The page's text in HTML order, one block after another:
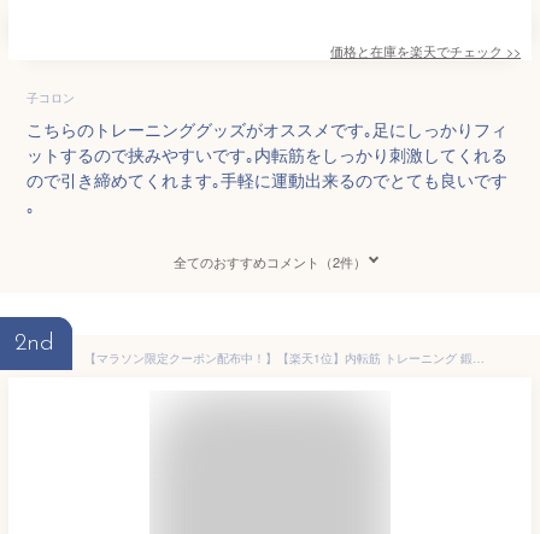
価格と在庫を楽天でチェック >>
子コロン
こちらのトレーニンググッズがオススメです｡足にしっかりフィ
ットするので挟みやすいです｡内転筋をしっかり刺激してくれる
ので引き締めてくれます｡手軽に運動出来るのでとても良いです
｡
全てのおすすめコメント（2件）
2nd
【マラソン限定クーポン配布中！】【楽天1位】内転筋 トレーニング 鍛える グッズ レッグクリップ 強化器具 内転筋シェイパー 筋トレ 骨盤底筋 ヒップトレーニング 内転筋トレーニング 脚痩せ 送料無料 ギフト プレゼント